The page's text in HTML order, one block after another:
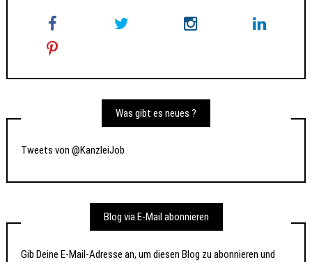
Was gibt es neues ?
Tweets von @KanzleiJob
Blog via E-Mail abonnieren
Gib Deine E-Mail-Adresse an, um diesen Blog zu abonnieren und